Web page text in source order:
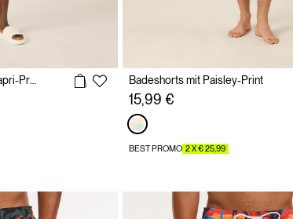
Badeshorts mit Paisley-Print
15,99 €
BEST PROMO 2 X € 25,99